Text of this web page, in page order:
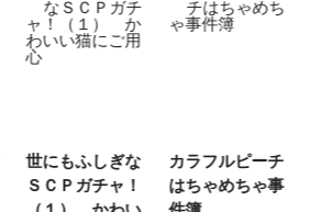
世にもふしぎな
ＳＣＰガチャ！
カラフルピーチ
はちゃめちゃ事